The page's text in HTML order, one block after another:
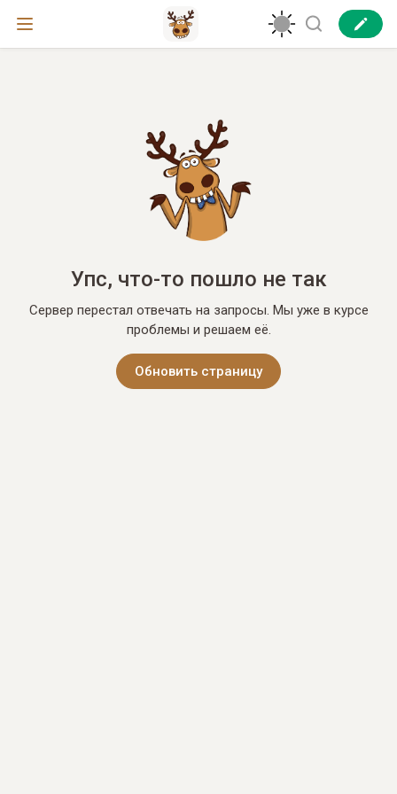
Упс, что-то пошло не так
Сервер перестал отвечать на запросы. Мы уже в курсе
проблемы и решаем её.
Обновить страницу